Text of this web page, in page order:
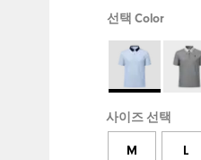
선택 Color
사이즈 선택
M L